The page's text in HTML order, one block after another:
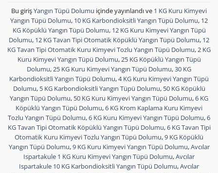
Bu girişYangın Tüpü Dolumu içinde yayınlandı ve 1 KG Kuru Kimyevi
Yangın Tüpü Dolumu, 10 KG Karbondioksitli Yangın Tüpü Dolumu, 12
KG Köpüklü Yangın Tüpü Dolumu, 12 KG Kuru Kimyevi Yangın Tüpü
Dolumu, 12 KG Tavan Tipi Otomatik Köpüklü Yangın Tüpü Dolumu, 12
KG Tavan Tipi Otomatik Kuru Kimyevi Tozlu Yangın Tüpü Dolumu,2 KG
Kuru Kimyevi Yangın Tüpü Dolumu,25 KG Köpüklü Yangın Tüpü
Dolumu,25 KG Kuru Kimyevi Yangın Tüpü Dolumu,30 KG
Karbondioksitli Yangın Tüpü Dolumu,4 KG Kuru Kimyevi Yangın Tüpü
Dolumu, 5 KG Karbondioksitli Yangın Tüpü Dolumu, 50 KG Köpüklü
Yangın Tüpü Dolumu, 50 KG Kuru Kimyevi Yangın Tüpü Dolumu,6 KG
Köpüklü Yangın Tüpü Dolumu,6 KG Krom Kaplama Kuru Kimyevi
Tozlu Yangın Tüpü Dolumu,6 KG Kuru Kimyevi Yangın Tüpü Dolumu,6
KG Tavan Tipi Otomatik Köpüklü Yangın Tüpü Dolumu,6 KG Tavan Tipi
Otomatik Kuru Kimyevi Tozlu Yangın Tüpü Dolumu,9 KG Köpüklü
Yangın Tüpü Dolumu,9 KG Kuru Kimyevi Yangın Tüpü Dolumu,Avcılar
Ispartakule 1 KG Kuru Kimyevi Yangın Tüpü Dolumu,Avcılar
Ispartakule 10 KG Karbondioksitli Yangın Tüpü Dolumu,Avcılar